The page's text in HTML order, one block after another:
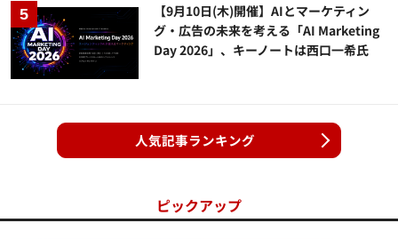
【9月10日(木)開催】AIとマーケティン
グ・広告の未来を考える「AI Marketing
Day 2026」、キーノートは西口一希氏
人気記事ランキング
ピックアップ